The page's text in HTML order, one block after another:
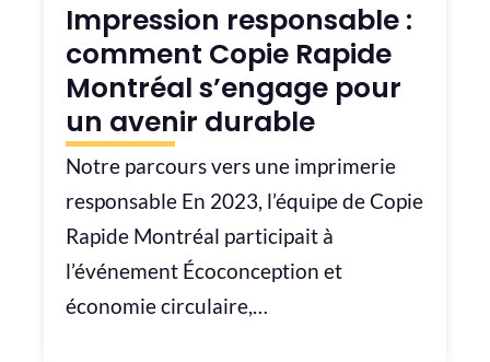
Impression responsable :
comment Copie Rapide
Montréal s’engage pour
un avenir durable
Notre parcours vers une imprimerie
responsable En 2023, l’équipe de Copie
Rapide Montréal participait à
l’événement Écoconception et
économie circulaire,…